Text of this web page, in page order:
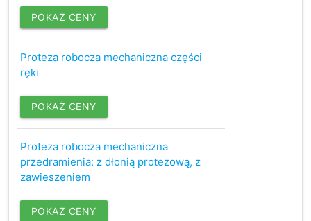
POKAŻ CENY
Proteza robocza mechaniczna części
ręki
POKAŻ CENY
Proteza robocza mechaniczna
przedramienia: z dłonią protezową, z
zawieszeniem
POKAŻ CENY